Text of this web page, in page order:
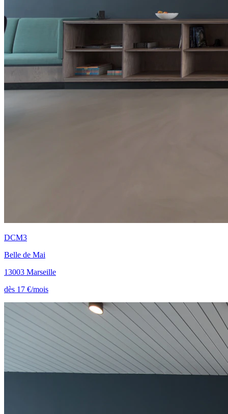
DCM3
Belle de Mai
13003 Marseille
dès 17 €/mois